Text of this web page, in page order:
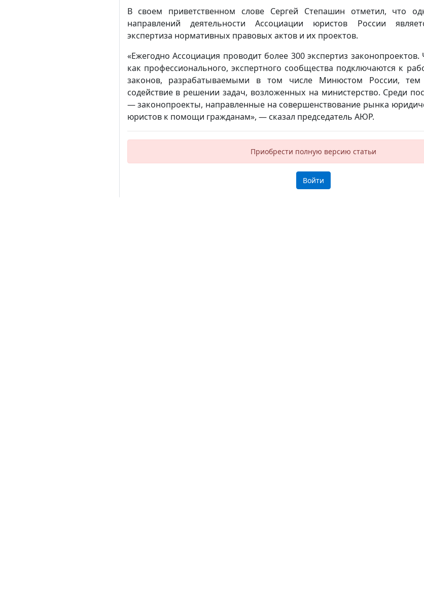
В своем приветственном слове Сергей Степашин отметил, что
направлений деятельности Ассоциации юристов России
экспертиза нормативных правовых актов и их проектов.
«Ежегодно Ассоциация проводит более 300 экспертиз
как профессионального, экспертного сообщества подключаются к
законов, разрабатываемыми в том числе Минюстом России,
содействие в решении задач, возложенных на министерство. Среди
— законопроекты, направленные на совершенствование рынка
юристов к помощи гражданам», — сказал председатель АЮР.
Приобрести полную версию статьи
Войти